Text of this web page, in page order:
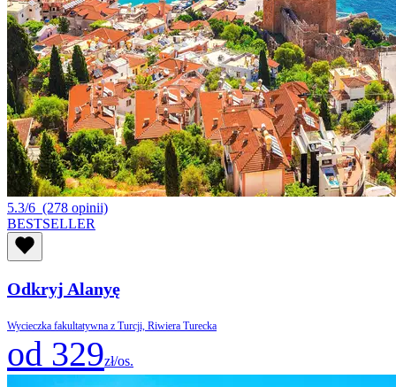
5.3/6 (278 opinii)
BESTSELLER
Odkryj Alanyę
Wycieczka fakultatywna z Turcji, Riwiera Turecka
od 329zł/os.